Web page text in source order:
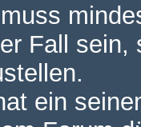
Fall
ein